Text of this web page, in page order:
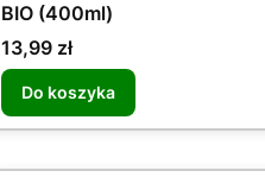
BIO (400ml)
Cena
13,99 zł
Do koszyka